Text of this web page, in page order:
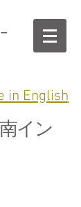
in English
イン